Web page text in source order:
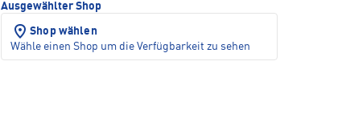
Ausgewählter Shop
Shop wählen
Wähle einen Shop um die Verfügbarkeit zu sehen